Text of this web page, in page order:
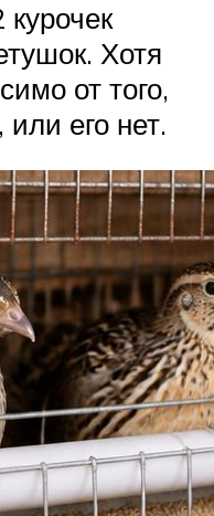
Хотя
от того,
его нет.